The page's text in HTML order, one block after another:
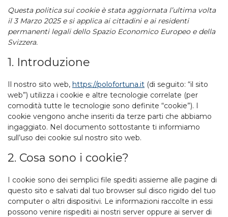
Questa politica sui cookie è stata aggiornata l’ultima volta
il 3 Marzo 2025 e si applica ai cittadini e ai residenti
permanenti legali dello Spazio Economico Europeo e della
Svizzera.
1. Introduzione
Il nostro sito web, https://polofortuna.it (di seguito: “il sito
web”) utilizza i cookie e altre tecnologie correlate (per
comodità tutte le tecnologie sono definite “cookie”). I
cookie vengono anche inseriti da terze parti che abbiamo
ingaggiato. Nel documento sottostante ti informiamo
sull’uso dei cookie sul nostro sito web.
2. Cosa sono i cookie?
I cookie sono dei semplici file spediti assieme alle pagine di
questo sito e salvati dal tuo browser sul disco rigido del tuo
computer o altri dispositivi. Le informazioni raccolte in essi
possono venire rispediti ai nostri server oppure ai server di